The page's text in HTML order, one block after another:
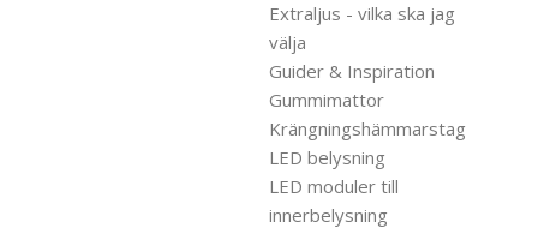
Extraljus - vilka ska jag
välja
Guider & Inspiration
Gummimattor
Krängningshämmarstag
LED belysning
LED moduler till
innerbelysning